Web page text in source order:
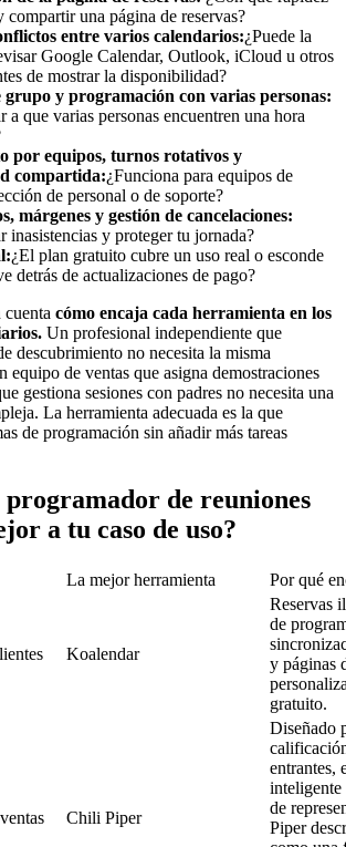
compartir una página de reservas?
entre varios calendarios:¿Puede la
Google Calendar, Outlook, iCloud u otros
de mostrar la disponibilidad?
grupo y programación con varias personas:
a que varias personas encuentren una hora
por equipos, turnos rotativos y
compartida:¿Funciona para equipos de
de personal o de soporte?
márgenes y gestión de cancelaciones:
inasistencias y proteger tu jornada?
¿El plan gratuito cubre un uso real o esconde
detrás de actualizaciones de pago?
cuenta cómo encaja cada herramienta en los
Un profesional independiente que
descubrimiento no necesita la misma
equipo de ventas que asigna demostraciones
gestiona sesiones con padres no necesita una
La herramienta adecuada es la que
de programación sin añadir más tareas
de reuniones
a tu caso de uso?
La mejor herramienta Por qué
Koalendar
Reservas
de
y páginas
gratuito.
Chili Piper
Diseñado
entrantes,
inteligente
de
Piper